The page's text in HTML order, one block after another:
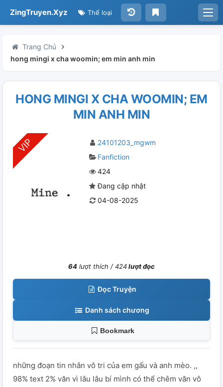
ZingTruyen.Xyz Thể loại
Trang Chủ
hong mingi x cha woomin; em min anh min
HONG MINGI X CHA WOOMIN; EM
MIN ANH MIN
24101203_mgwm
Fanfiction
424
Đang cập nhật
04-08-2025
64 lượt thích /424lượt đọc
Đọc Truyện
Danh sách chương
Bookmark
những đoạn tin nhắn vô tri của em gấu và anh mèo. ,,
98% text 2% văn vì lâu lâu bí mình có thể chêm văn vô